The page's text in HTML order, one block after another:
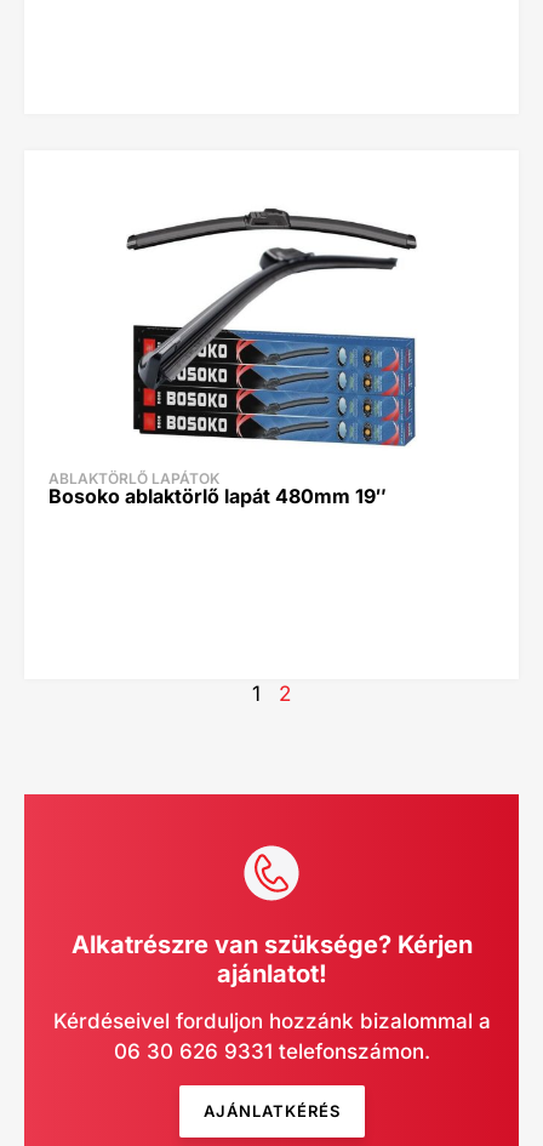
ABLAKTÖRLŐ LAPÁTOK
Bosoko ablaktörlő lapát 480mm 19″
1 2
Alkatrészre van szüksége? Kérjen
ajánlatot!
Kérdéseivel forduljon hozzánk bizalommal a
06 30 626 9331 telefonszámon.
AJÁNLATKÉRÉS